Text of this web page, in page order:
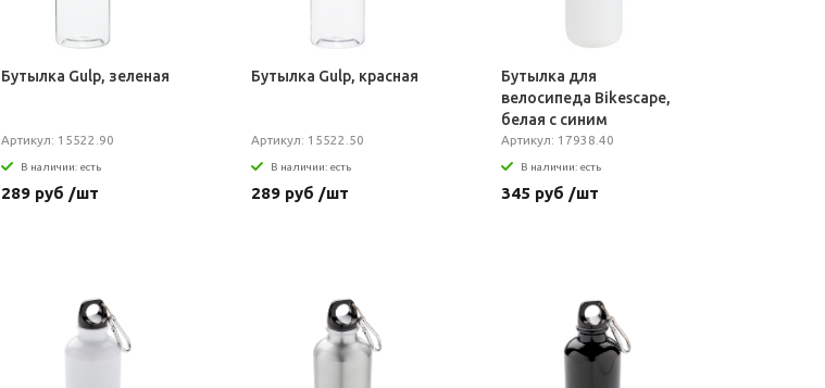
Бутылка Gulp, зеленая
Артикул: 15522.90
В наличии: есть
289 руб /шт
Бутылка Gulp, красная
Артикул: 15522.50
В наличии: есть
289 руб /шт
Бутылка для
велосипеда Bikescape,
белая с синим
Артикул: 17938.40
В наличии: есть
345 руб /шт